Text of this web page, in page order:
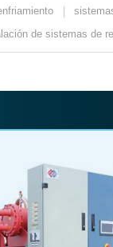
de sistemas de